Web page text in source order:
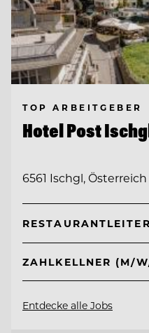
TOP ARBEITGEBER
Hotel Post
6561 Ischgl, Österreich
ZAHLKELLNER (M/
Entdecke alle Jobs